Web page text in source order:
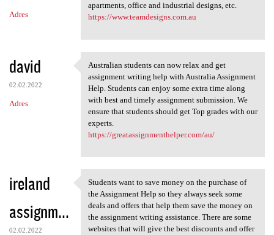
Adres
apartments, office and industrial designs, etc.
https://www.teamdesigns.com.au
david
02.02.2022
Adres
Australian students can now
Australian students can now relax and get
assignment writing help with Australia Assignment
Help. Students can enjoy some extra time along
with best and timely assignment submission. We
ensure that students should get Top grades with our
experts.
https://greatassignmenthelper.com/au/
ireland
assignm...
02.02.2022
Students want to save money
Students want to save money on the purchase of
the Assignment Help so they always seek some
deals and offers that help them save the money on
the assignment writing assistance. There are some
websites that will give the best discounts and offer